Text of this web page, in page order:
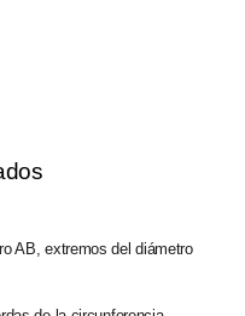
AB, extremos del diámetro